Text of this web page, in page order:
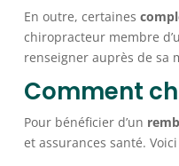
En outre, certaines
chiropracteur membre
renseigner auprès de sa
Comment
Pour bénéficier d’un
et assurances santé.